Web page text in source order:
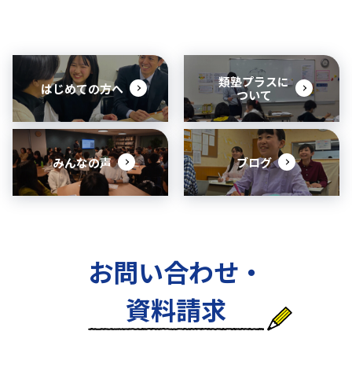
はじめての方へ
類塾プラスに
ついて
みんなの声 ブログ
お問い合わせ・
資料請求